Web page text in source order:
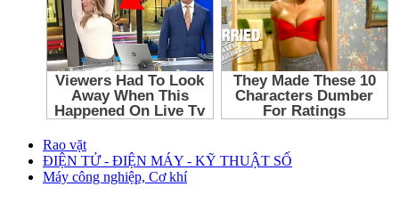
Rao vặt
ĐIỆN TỬ - ĐIỆN MÁY - KỸ THUẬT SỐ
Máy công nghiệp, Cơ khí